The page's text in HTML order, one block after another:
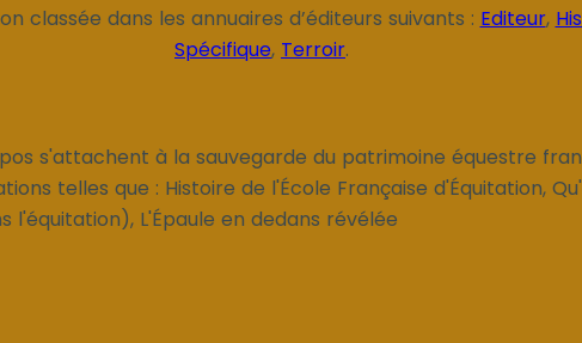
classée dans les annuaires d’éditeurs suivants : Editeur,
Spécifique, Terroir.
s'attachent à la sauvegarde du patrimoine équestre
telles que : Histoire de l'École Française d'Équitation,
l'équitation), L'Épaule en dedans révélée